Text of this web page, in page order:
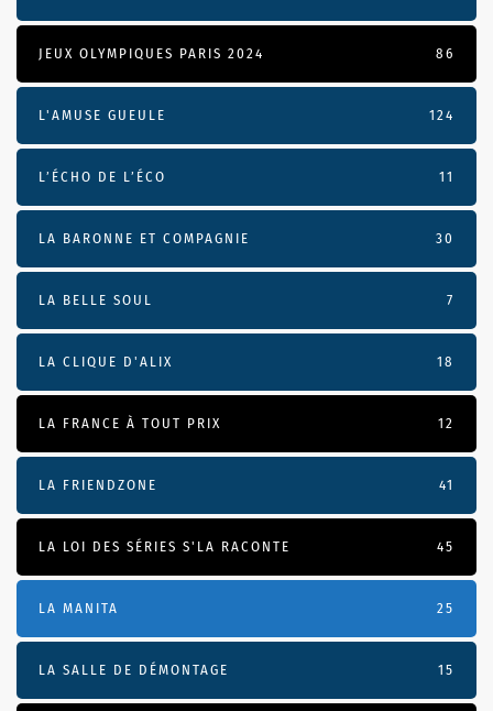
JEUX OLYMPIQUES PARIS 2024 86
L'AMUSE GUEULE 124
L’ÉCHO DE L’ÉCO 11
LA BARONNE ET COMPAGNIE 30
LA BELLE SOUL 7
LA CLIQUE D'ALIX 18
LA FRANCE À TOUT PRIX 12
LA FRIENDZONE 41
LA LOI DES SÉRIES S'LA RACONTE 45
LA MANITA 25
LA SALLE DE DÉMONTAGE 15